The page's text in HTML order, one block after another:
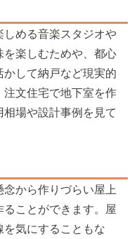
める音楽スタジオや
を楽しむためや、都心
して納戸など現実的
文住宅で地下室を作
場や設計事例を見て
から作りづらい屋上
ることができます。屋
を気にすることもな